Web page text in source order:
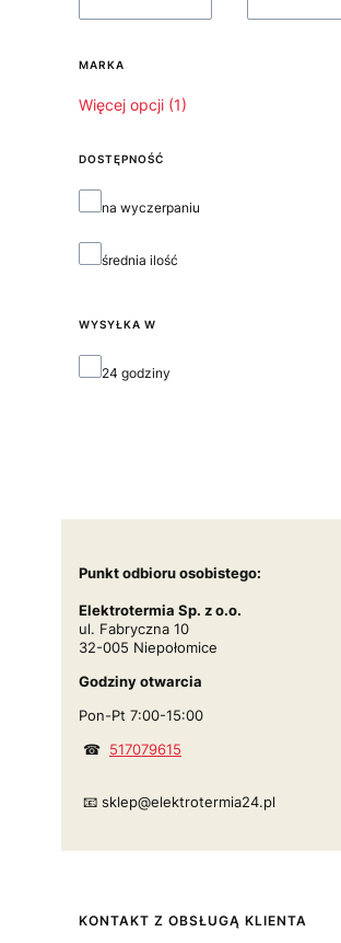
MARKA
Marka
Więcej opcji (1)
DOSTĘPNOŚĆ
Dostępność
na wyczerpaniu
średnia ilość
WYSYŁKA W
Wysyłka w
24 godziny
Punkt odbioru osobistego:
Elektrotermia Sp. z o.o.
ul. Fabryczna 10
32-005 Niepołomice
Godziny otwarcia
Pon-Pt 7:00-15:00
☎ 517079615
📧 sklep@elektrotermia24.pl
KONTAKT Z OBSŁUGĄ KLIENTA